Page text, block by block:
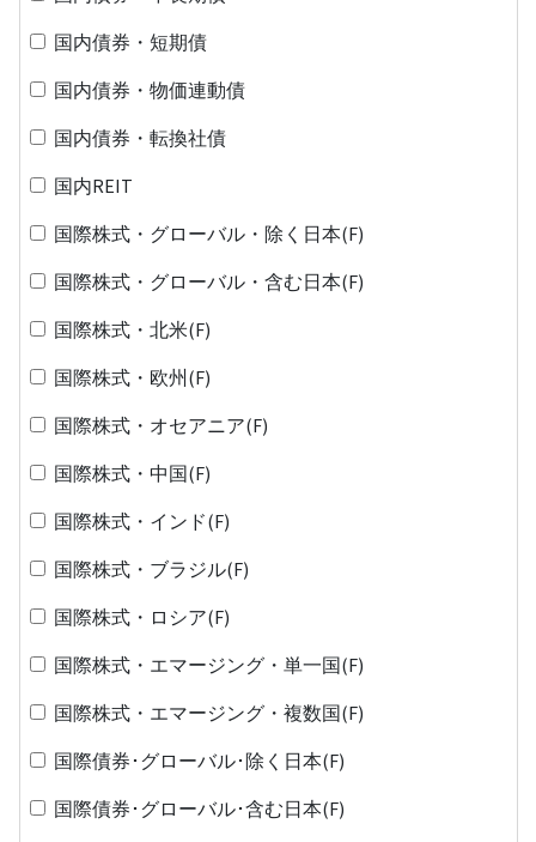
国内債券・短期債
国内債券・物価連動債
国内債券・転換社債
国内REIT
国際株式・グローバル・除く日本(F)
国際株式・グローバル・含む日本(F)
国際株式・北米(F)
国際株式・欧州(F)
国際株式・オセアニア(F)
国際株式・中国(F)
国際株式・インド(F)
国際株式・ブラジル(F)
国際株式・ロシア(F)
国際株式・エマージング・単一国(F)
国際株式・エマージング・複数国(F)
国際債券･グローバル･除く日本(F)
国際債券･グローバル･含む日本(F)